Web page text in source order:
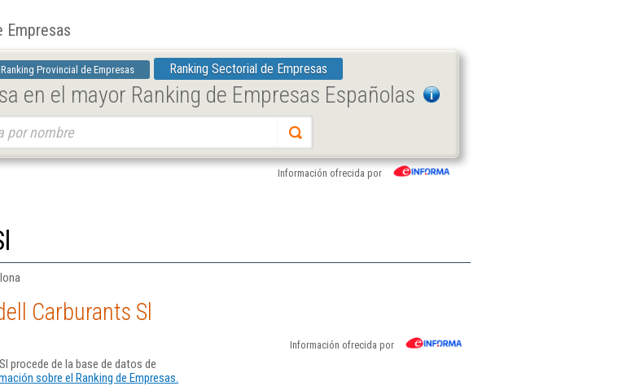
Empresas
Ranking Provincial de Empresas Ranking Sectorial de Empresas
en el mayor Ranking de Empresas Españolas
Información ofrecida por
Carburants Sl
Información ofrecida por
procede de la base de datos de
sobre el Ranking de Empresas.